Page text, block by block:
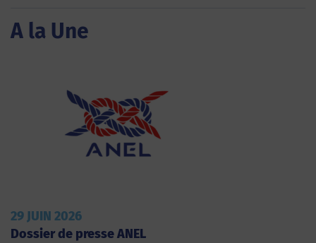
A la Une
29 JUIN 2026
Dossier de presse ANEL